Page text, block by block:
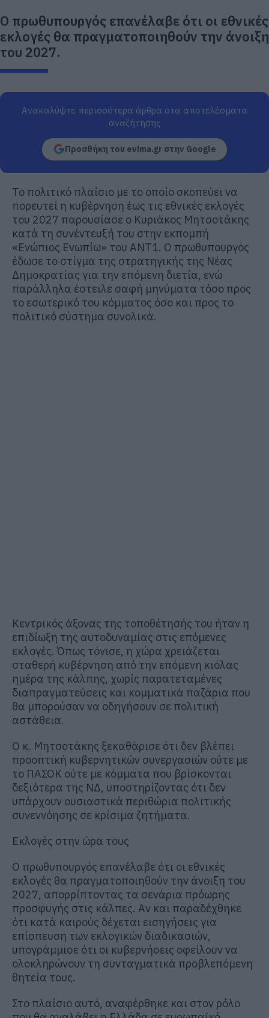
Ο πρωθυπουργός επανέλαβε ότι οι εθνικές
εκλογές θα πραγματοποιηθούν την άνοιξη
του 2027.
Ανακαλύψτε περισσότερα άρθρα στα αποτελέσματα
αναζήτησης
Προσθήκη του evima.gr στην Google
Το πολιτικό πλαίσιο με το οποίο σκοπεύει να
πορευτεί η κυβέρνηση έως τις εθνικές εκλογές
του 2027 παρουσίασε ο Κυριάκος Μητσοτάκης
κατά τη συνέντευξή του στην εκπομπή
«Ενώπιος Ενωπίω» του ΑΝΤ1. Ο πρωθυπουργός
έδωσε το στίγμα της στρατηγικής της Νέας
Δημοκρατίας για την επόμενη διετία, ενώ
παράλληλα έστειλε σαφή μηνύματα τόσο προς
το εσωτερικό του κόμματος όσο και προς το
πολιτικό σύστημα συνολικά.
Κεντρικός άξονας της τοποθέτησής του ήταν η
επιδίωξη της αυτοδυναμίας στις επόμενες
εκλογές. Όπως τόνισε, η χώρα χρειάζεται
σταθερή κυβέρνηση από την επόμενη κιόλας
ημέρα της κάλπης, χωρίς παρατεταμένες
διαπραγματεύσεις και κομματικά παζάρια που
θα μπορούσαν να οδηγήσουν σε πολιτική
αστάθεια.
Ο κ. Μητσοτάκης ξεκαθάρισε ότι δεν βλέπει
προοπτική κυβερνητικών συνεργασιών ούτε με
το ΠΑΣΟΚ ούτε με κόμματα που βρίσκονται
δεξιότερα της ΝΔ, υποστηρίζοντας ότι δεν
υπάρχουν ουσιαστικά περιθώρια πολιτικής
συνεννόησης σε κρίσιμα ζητήματα.
Εκλογές στην ώρα τους
Ο πρωθυπουργός επανέλαβε ότι οι εθνικές
εκλογές θα πραγματοποιηθούν την άνοιξη του
2027, απορρίπτοντας τα σενάρια πρόωρης
προσφυγής στις κάλπες. Αν και παραδέχθηκε
ότι κατά καιρούς δέχεται εισηγήσεις για
επίσπευση των εκλογικών διαδικασιών,
υπογράμμισε ότι οι κυβερνήσεις οφείλουν να
ολοκληρώνουν τη συνταγματικά προβλεπόμενη
θητεία τους.
Στο πλαίσιο αυτό, αναφέρθηκε και στον ρόλο